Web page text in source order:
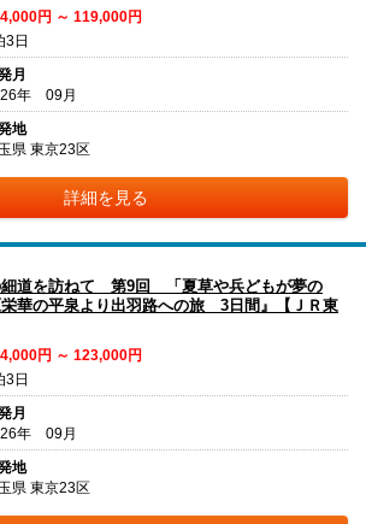
円 ～ 119,000円
3日
月
年 09月
地
県 東京23区
詳細を見る
細道を訪ねて 第9回 「夏草や兵どもが夢の
華の平泉より出羽路への旅 3日間』【ＪＲ東
円 ～ 123,000円
3日
月
年 09月
地
県 東京23区